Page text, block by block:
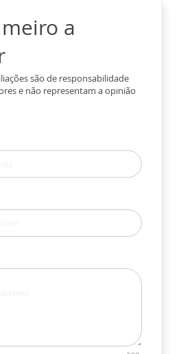
a
são de responsabilidade
e não representam a opinião